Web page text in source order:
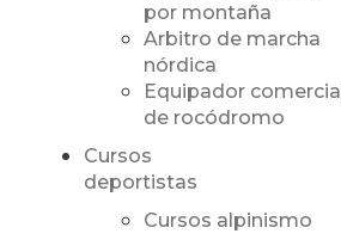
por montaña
Arbitro de marcha
nórdica
Equipador comercial
de rocódromo
Cursos
deportistas
Cursos alpinismo